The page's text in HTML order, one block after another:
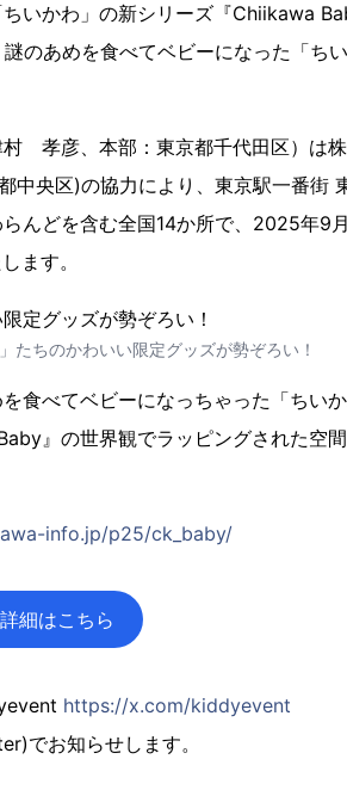
いかわ」の新シリーズ『Chiikawa
のあめを食べてベビーになった「ち
孝彦、本部：東京都千代田区）は
中央区)の協力により、東京駅一番街
んどを含む全国14か所で、2025年9
ます。
たちのかわいい限定グッズが勢ぞろい！
食べてベビーになっちゃった「ちい
』の世界観でラッピングされた空
info.jp/p25/ck_baby/
詳細はこちら
https://x.com/kiddyevent
でお知らせします。